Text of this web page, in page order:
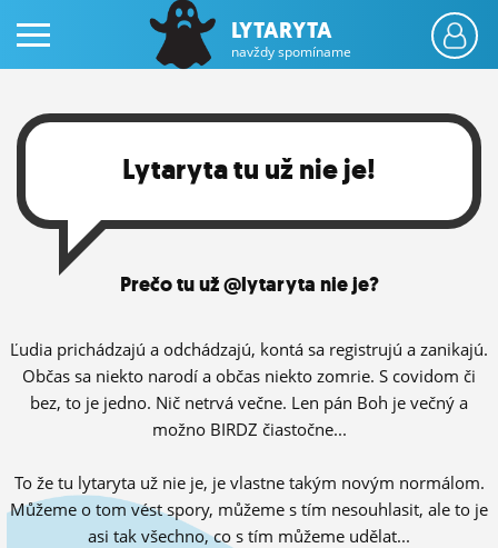
PRIHLÁS SA
ČINŽIAK
FÓRUM
STATUSY
BLOGY
OBRÁZKY
ĽUDIA
LYTARYTA
navždy spomíname
Lytaryta tu už nie je!
Prečo tu už @lytaryta nie je?
Ľudia prichádzajú a odchádzajú, kontá sa registrujú a zanikajú.
Občas sa niekto narodí a občas niekto zomrie. S covidom či
bez, to je jedno. Nič netrvá večne. Len pán Boh je večný a
možno BIRDZ čiastočne...
To že tu lytaryta už nie je, je vlastne takým novým normálom.
Můžeme o tom vést spory, můžeme s tím nesouhlasit, ale to je
asi tak všechno, co s tím můžeme udělat...